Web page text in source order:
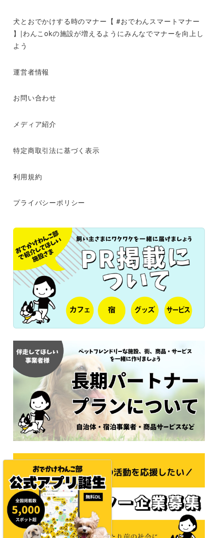
犬とおでかけする時のマナー【 #おでわんスマートマナー
】|わんこokの施設が増えるようにみんなでマナーを向上し
よう
運営者情報
お問い合わせ
メディア紹介
特定商取引法に基づく表示
利用規約
プライバシーポリシー